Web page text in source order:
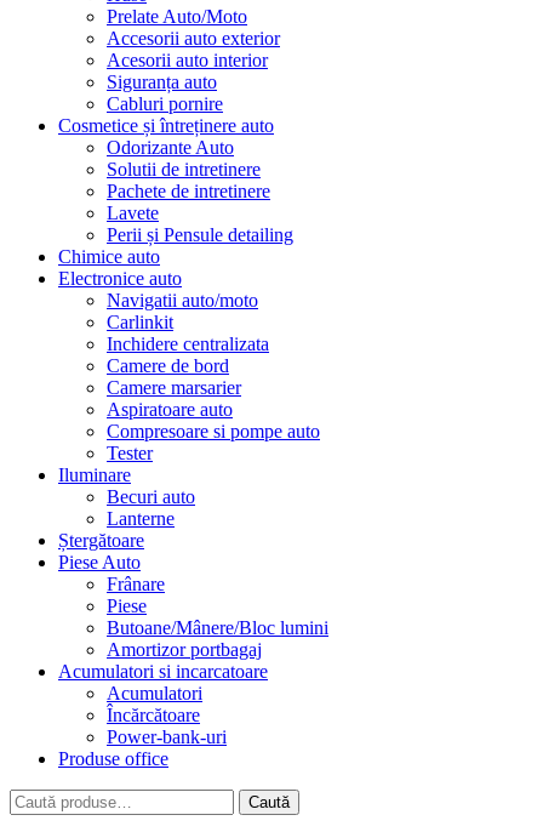
Prelate Auto/Moto
Accesorii auto exterior
Acesorii auto interior
Siguranța auto
Cabluri pornire
Cosmetice și întreținere auto
Odorizante Auto
Solutii de intretinere
Pachete de intretinere
Lavete
Perii și Pensule detailing
Chimice auto
Electronice auto
Navigatii auto/moto
Carlinkit
Inchidere centralizata
Camere de bord
Camere marsarier
Aspiratoare auto
Compresoare si pompe auto
Tester
Iluminare
Becuri auto
Lanterne
Ștergătoare
Piese Auto
Frânare
Piese
Butoane/Mânere/Bloc lumini
Amortizor portbagaj
Acumulatori si incarcatoare
Acumulatori
Încărcătoare
Power-bank-uri
Produse office
Caută
după:
Caută